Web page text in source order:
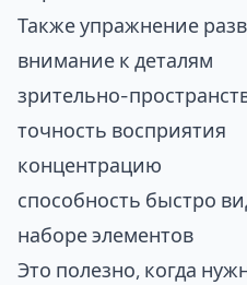
Также упражнение
внимание к деталям
зрительно-
точность восприятия
концентрацию
способность быстро
наборе элементов
Это полезно, когда